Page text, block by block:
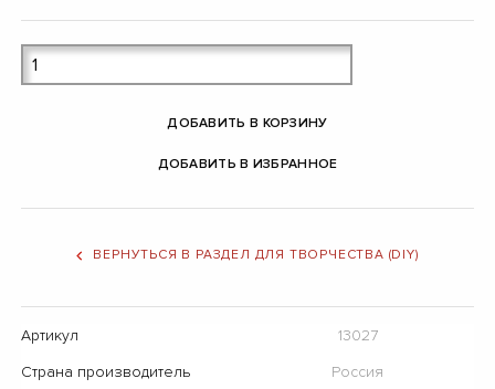
ДОБАВИТЬ В КОРЗИНУ
ДОБАВИТЬ В ИЗБРАННОЕ
ВЕРНУТЬСЯ В РАЗДЕЛ ДЛЯ ТВОРЧЕСТВА (DIY)
Артикул
13027
Страна производитель
Россия